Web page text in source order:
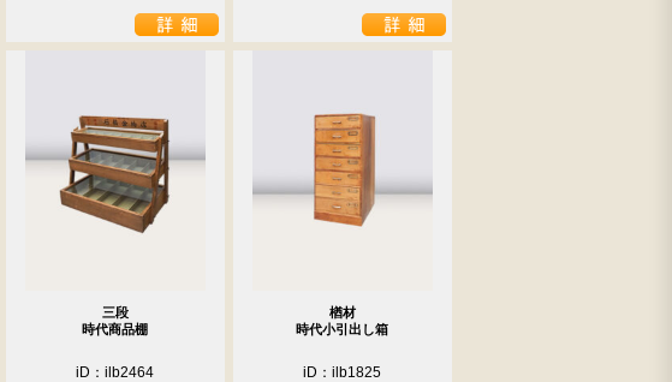
三段
時代商品棚
iD：ilb2464
楢材
時代小引出し箱
iD：ilb1825